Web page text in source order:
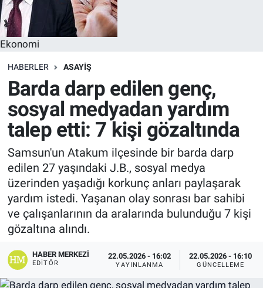
Ekonomi
HABERLER ASAYIŞ
Barda darp edilen genç,
sosyal medyadan yardım
talep etti: 7 kişi gözaltında
Samsun'un Atakum ilçesinde bir barda darp
edilen 27 yaşındaki J.B., sosyal medya
üzerinden yaşadığı korkunç anları paylaşarak
yardım istedi. Yaşanan olay sonrası bar sahibi
ve çalışanlarının da aralarında bulunduğu 7 kişi
gözaltına alındı.
HABER MERKEZI
EDITÖR
22.05.2026 - 16:02
YAYINLANMA
22.05.2026 - 16:10
GÜNCELLEME